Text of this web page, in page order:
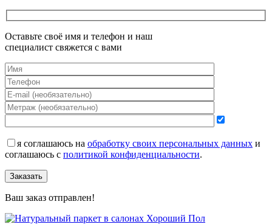
Оставьте своё имя и телефон и наш
специалист свяжется с вами
я соглашаюсь на обработку своих персональных данных и
соглашаюсь с политикой конфиденциальности.
Заказать
Ваш заказ отправлен!